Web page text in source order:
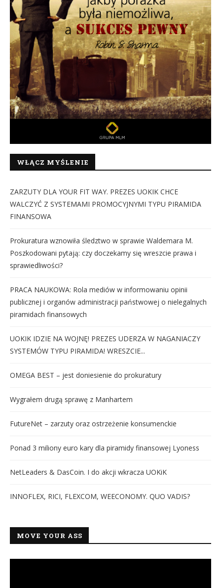
WŁĄCZ MYŚLENIE
ZARZUTY DLA YOUR FIT WAY. PREZES UOKIK CHCE
WALCZYĆ Z SYSTEMAMI PROMOCYJNYMI TYPU PIRAMIDA
FINANSOWA
Prokuratura wznowiła śledztwo w sprawie Waldemara M.
Poszkodowani pytają: czy doczekamy się wreszcie prawa i
sprawiedliwości?
PRACA NAUKOWA: Rola mediów w informowaniu opinii
publicznej i organów administracji państwowej o nielegalnych
piramidach finansowych
UOKIK IDZIE NA WOJNĘ! PREZES UDERZA W NAGANIACZY
SYSTEMÓW TYPU PIRAMIDA! WRESZCIE...
OMEGA BEST – jest doniesienie do prokuratury
Wygrałem drugą sprawę z Manhartem
FutureNet – zarzuty oraz ostrzeżenie konsumenckie
Ponad 3 miliony euro kary dla piramidy finansowej Lyoness
NetLeaders & DasCoin. I do akcji wkracza UOKiK
INNOFLEX, RICI, FLEXCOM, WEECONOMY. QUO VADIS?
MOVE YOUR ASS